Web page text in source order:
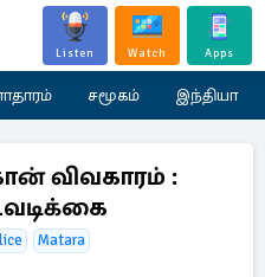
Listen Watch Apps
சமூகம் இந்தியா
விவகாரம் :
Matara